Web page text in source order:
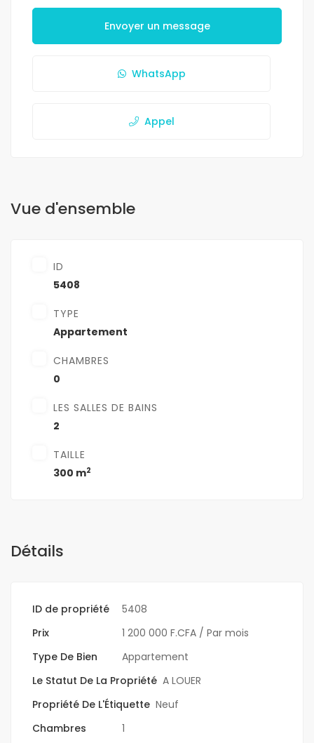
Envoyer un message
WhatsApp
Appel
Vue d'ensemble
ID
5408
TYPE
Appartement
CHAMBRES
0
LES SALLES DE BAINS
2
TAILLE
300 m2
Détails
ID de propriété
5408
Prix
1 200 000 F.CFA / Par mois
Type De Bien
Appartement
Le Statut De La Propriété A LOUER
Propriété De L'Étiquette Neuf
Chambres
1